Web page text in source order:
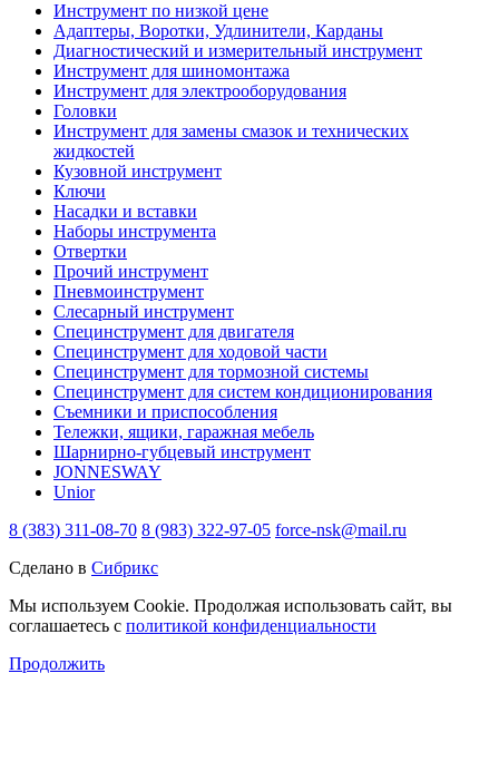
Инструмент по низкой цене
Адаптеры, Воротки, Удлинители, Карданы
Диагностический и измерительный инструмент
Инструмент для шиномонтажа
Инструмент для электрооборудования
Головки
Инструмент для замены смазок и технических
жидкостей
Кузовной инструмент
Ключи
Насадки и вставки
Наборы инструмента
Отвертки
Прочий инструмент
Пневмоинструмент
Слесарный инструмент
Специнструмент для двигателя
Специнструмент для ходовой части
Специнструмент для тормозной системы
Специнструмент для систем кондиционирования
Съемники и приспособления
Тележки, ящики, гаражная мебель
Шарнирно-губцевый инструмент
JONNESWAY
Unior
8 (383) 311-08-70 8 (983) 322-97-05 force-nsk@mail.ru
Сделано в Сибрикс
Мы используем Cookie. Продолжая использовать сайт, вы
соглашаетесь с политикой конфиденциальности
Продолжить